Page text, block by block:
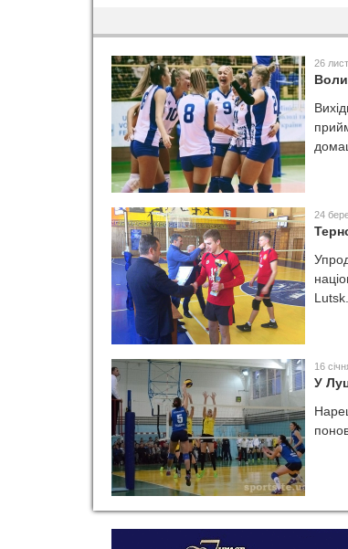
26
24
Lutsk...
16
У